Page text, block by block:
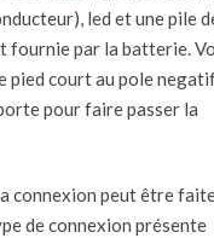
led et une pile
fournie par la batterie.
pied court au pole
pour faire passer la
connexion peut être
de connexion présente